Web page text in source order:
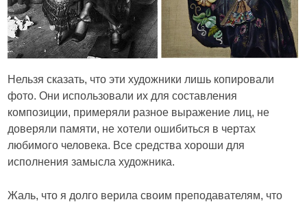
Нельзя сказать, что эти художники лишь копировали
фото. Они использовали их для составления
композиции, примеряли разное выражение лиц, не
доверяли памяти, не хотели ошибиться в чертах
любимого человека. Все средства хороши для
исполнения замысла художника.
Жаль, что я долго верила своим преподавателям, что